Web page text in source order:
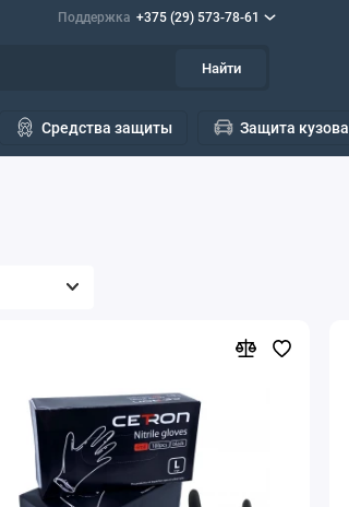
Поддержка +375 (29) 573-78-61
Найти
Средства защиты Защита кузова